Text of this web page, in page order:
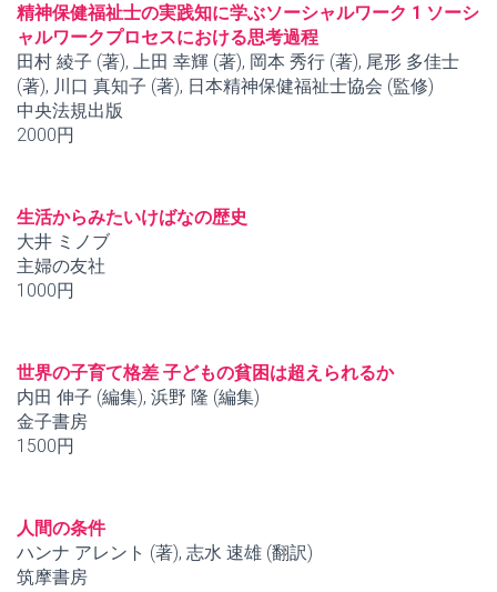
精神保健福祉士の実践知に学ぶソーシャルワーク 1 ソーシ
ャルワークプロセスにおける思考過程
田村 綾子 (著), 上田 幸輝 (著), 岡本 秀行 (著), 尾形 多佳士
(著), 川口 真知子 (著), 日本精神保健福祉士協会 (監修)
中央法規出版
2000円
生活からみたいけばなの歴史
大井 ミノブ
主婦の友社
1000円
世界の子育て格差 子どもの貧困は超えられるか
内田 伸子 (編集), 浜野 隆 (編集)
金子書房
1500円
人間の条件
ハンナ アレント (著), 志水 速雄 (翻訳)
筑摩書房